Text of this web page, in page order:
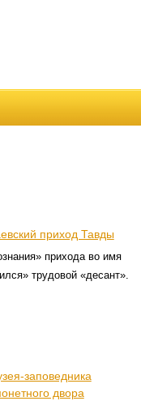
приход Тавды
прихода во имя
трудовой «десант».
заповедника
двора